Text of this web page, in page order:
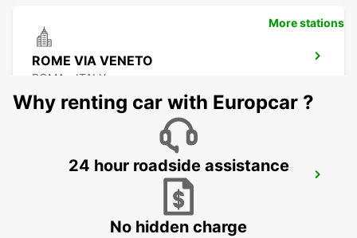
ROME VIA VENETO
ROMA - ITALY
ROME VIA TUSCOLANA
More stations
Why renting car with Europcar ?
24 hour roadside assistance
No hidden charge